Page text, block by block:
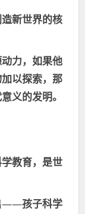
新世界的核
力，如果他
以探索，那
义的发明。
教育，是世
——孩子科学